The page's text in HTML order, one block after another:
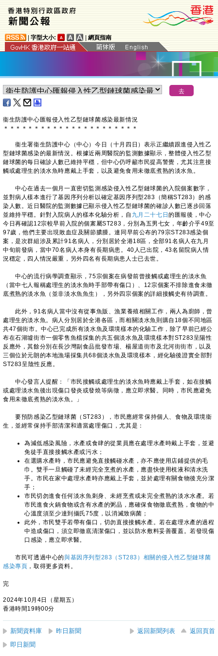
字型大小: 網頁指南
衞生防護中心匯報侵入性乙型鏈球菌感染最新情況
＊ ＊ ＊ ＊ ＊ ＊ ＊ ＊ ＊ ＊ ＊ ＊ ＊ ＊ ＊ ＊ ＊ ＊ ＊ ＊ ＊ ＊
衞生署衞生防護中心（中心）今日（十月四日）表示正繼續跟進侵入性乙
型鏈球菌感染的最新情況。根據近兩周醫院的監測數據顯示，整體侵入性乙型
鏈球菌的每日確診人數已維持平穩，但中心仍呼籲市民提高警覺，尤其注意接
觸或處理生的淡水魚時應戴上手套，以及避免食用未徹底煮熟的淡水魚。
中心在過去一個月一直密切監測感染侵入性乙型鏈球菌的入院個案數字，
並對病人樣本進行了基因序列分析以確定基因序列型283（簡稱ST283）的感
染人數。近日醫院的監測數據已顯示侵入性乙型鏈球菌的確診人數已逐步回落
並維持平穩。針對入院病人的樣本化驗分析，自 九月二十七日的匯報後，中心
今日再確認12宗較早前入院的個䅁屬ST283，分別為五男七女，年齡介乎49至
97歲，他們主要出現敗血症及關節膿腫。連同早前公布的79宗ST283感染個
案，是次群組涉及累計91名病人，分別居於全港18區，全部91名病人在九月
中旬前發病，當中70名病人本身有長期病患。40人已出院，43名留院病人情
況穩定，四人情況嚴重，另外四名有長期病患人士已去世。
中心的流行病學調查顯示，75宗個案在病發前曾接觸或處理生的淡水魚
（當中七人報稱處理生的淡水魚時手部帶有傷口）、12宗個案不排除進食未徹
底煮熟的淡水魚（並非淡水魚魚生），另外四宗個案的詳細接觸史有待調查。
此外，91名病人當中沒有從事魚販、漁業養殖相關工作，兩人為廚師，曾
處理生的淡水魚。病人分別居於全港各區，而相關淡水魚則購自18個不同地區
共47個街市。中心已完成所有淡水魚及環境樣本的化驗工作，除了早前已經公
布在石湖墟街市一個零售魚檔採集的共五個淡水魚及環境樣本對ST283呈陽性
反應外，其餘分別在長沙灣副食品批發市場、楊屋道街市及北河街街市，以及
三個位於元朗的本地漁場採集共68個淡水魚及環境樣本，經化驗後證實全部對
ST283呈陰性反應。
中心發言人提醒：「市民接觸或處理生的淡水魚時應戴上手套，如在接觸
或處理淡水魚後出現傷口發炎或發燒等病徵，應立即求醫。同時，市民應避免
食用未徹底煮熟的淡水魚。」
要預防感染乙型鏈球菌（ST283），市民應經常保持個人、食物及環境衞
生，並經常保持手部清潔和適當處理傷口，尤其是：
為減低感染風險，水產或食肆的從業員應在處理水產時戴上手套，並避
免徒手直接接觸水產或污水；
在選購水產時，市民應避免直接觸碰水產，亦不應使用店鋪提供的毛
巾。雙手一旦觸碰了未經完全烹煮的水產，應盡快使用梘液和清水洗
手。市民在家中處理水產時亦應戴上手套，並於處理有關食物後充分潔
手；
市民切勿進食任何淡水魚刺身、未經烹煮或未完全煮熟的淡水水產。若
市民進食火鍋食物或含有水產的粥品，應確保食物徹底煮熟，食物的中
心溫度須至少達到攝氏75度，以消滅致病菌；
此外，市民雙手若帶有傷口，切勿直接接觸水產。若在處理水產的過程
中造成傷口，須立即徹底清潔傷口，並以防水敷料妥善覆蓋。若發現傷
口感染，應立即求醫。
市民可透過中心的與基因序列型283（ST283）相關的侵入性乙型鏈球菌
感染專頁 ，取得更多資料。
完
2024年10月4日（星期五）
香港時間19時00分
新聞資料庫 昨日新聞 返回新聞列表
返回頁首
即日新聞